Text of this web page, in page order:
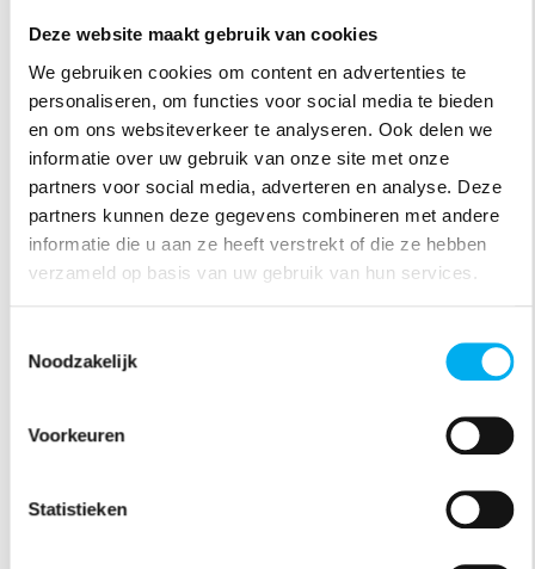
Deze website maakt gebruik van cookies
We gebruiken cookies om content en advertenties te
personaliseren, om functies voor social media te bieden
en om ons websiteverkeer te analyseren. Ook delen we
informatie over uw gebruik van onze site met onze
partners voor social media, adverteren en analyse. Deze
partners kunnen deze gegevens combineren met andere
informatie die u aan ze heeft verstrekt of die ze hebben
verzameld op basis van uw gebruik van hun services.
Noodzakelijk
Voorkeuren
Statistieken
Het spel eindigt wanneer de tijd om is of wanneer
een groepje alle straten en hotels die erop kunnen
staan heeft gekocht.
Bijlagen
monopoly_bord.png
Meer spelen